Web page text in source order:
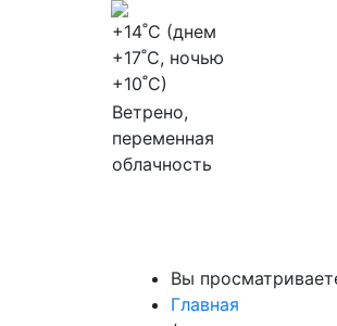
+14˚C (днем
+17˚C, ночью
+10˚C)
Ветрено,
переменная
облачность
Вы
Главная